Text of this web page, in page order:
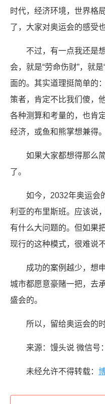
时代，经济环境，世界格
了，大家对奥运会的感受
不过，有一点我还是
会，就是“劳命伤财”，就
面的。其实道理挺简单的
策者，肯定不比我们傻，
各种测算和考量的，也
经济，或鱼和熊掌想兼得。
如果大家都想得那么
了。
如今，2032年奥运会
利亚的布里斯班。应该说
有什么大问题的。但如果
现行的这种模式，很难说
成功的案例越少，想
城市都愿意豪赌一把，去
盛会的。
所以，留给奥运会的
来源：馒头说 微信号
未经允许不得转载：